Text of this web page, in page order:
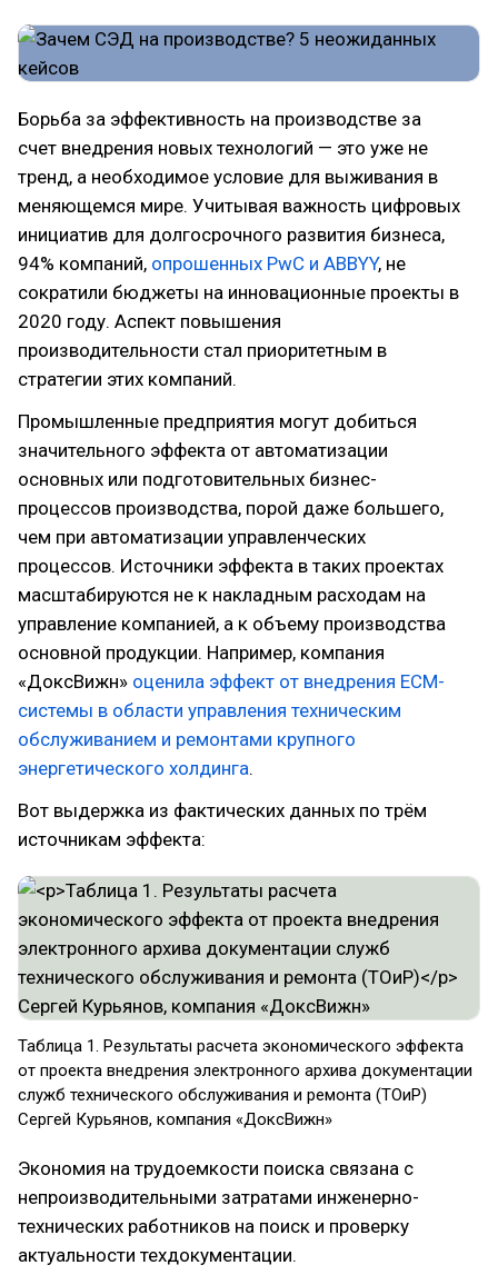
Борьба за эффективность на производстве за
счет внедрения новых технологий — это уже не
тренд, а необходимое условие для выживания в
меняющемся мире. Учитывая важность цифровых
инициатив для долгосрочного развития бизнеса,
94% компаний, опрошенных PwC и ABBYY, не
сократили бюджеты на инновационные проекты в
2020 году. Аспект повышения
производительности стал приоритетным в
стратегии этих компаний.
Промышленные предприятия могут добиться
значительного эффекта от автоматизации
основных или подготовительных бизнес-
процессов производства, порой даже большего,
чем при автоматизации управленческих
процессов. Источники эффекта в таких проектах
масштабируются не к накладным расходам на
управление компанией, а к объему производства
основной продукции. Например, компания
«ДоксВижн» оценила эффект от внедрения ECM-
системы в области управления техническим
обслуживанием и ремонтами крупного
энергетического холдинга.
Вот выдержка из фактических данных по трём
источникам эффекта:
Таблица 1. Результаты расчета экономического эффекта
от проекта внедрения электронного архива документации
служб технического обслуживания и ремонта (ТОиР)
Сергей Курьянов, компания «ДоксВижн»
Экономия на трудоемкости поиска связана с
непроизводительными затратами инженерно-
технических работников на поиск и проверку
актуальности техдокументации.